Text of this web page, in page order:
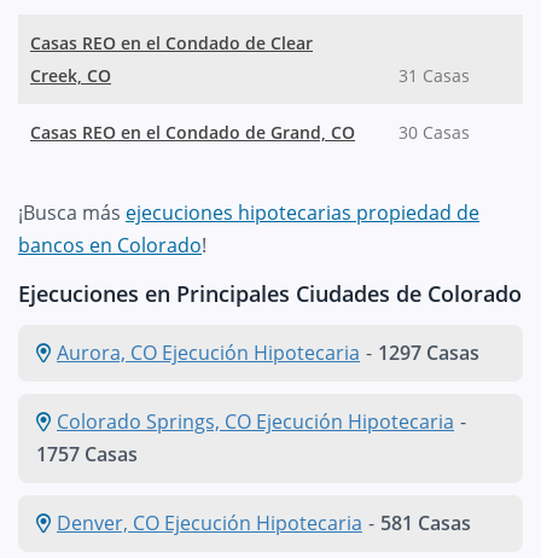
Casas REO en el Condado de Clear
Creek, CO
31 Casas
Casas REO en el Condado de Grand, CO 30 Casas
¡Busca más ejecuciones hipotecarias propiedad de
bancos en Colorado!
Ejecuciones en Principales Ciudades de Colorado
Aurora, CO Ejecución Hipotecaria - 1297 Casas
Colorado Springs, CO Ejecución Hipotecaria -
1757 Casas
Denver, CO Ejecución Hipotecaria - 581 Casas